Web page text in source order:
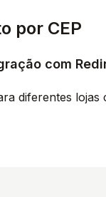
por CEP
com
diferentes